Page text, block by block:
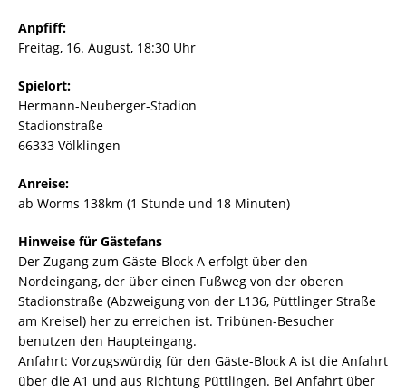
Anpfiff:
Freitag, 16. August, 18:30 Uhr
Spielort:
Hermann-Neuberger-Stadion
Stadionstraße
66333 Völklingen
Anreise:
ab Worms 138km (1 Stunde und 18 Minuten)
Hinweise für Gästefans
Der Zugang zum Gäste-Block A erfolgt über den
Nordeingang, der über einen Fußweg von der oberen
Stadionstraße (Abzweigung von der L136, Püttlinger Straße
am Kreisel) her zu erreichen ist. Tribünen-Besucher
benutzen den Haupteingang.
Anfahrt: Vorzugswürdig für den Gäste-Block A ist die Anfahrt
über die A1 und aus Richtung Püttlingen. Bei Anfahrt über